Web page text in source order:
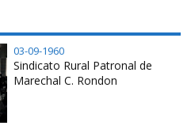
03-09-1960
Sindicato Rural Patronal de
Marechal C. Rondon